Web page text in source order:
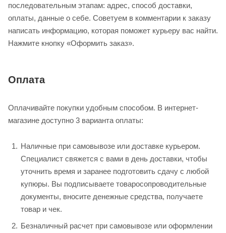
последовательным этапам: адрес, способ доставки,
оплаты, данные о себе. Советуем в комментарии к заказу
написать информацию, которая поможет курьеру вас найти.
Нажмите кнопку «Оформить заказ».
Оплата
Оплачивайте покупки удобным способом. В интернет-
магазине доступно 3 варианта оплаты:
Наличные при самовывозе или доставке курьером.
Специалист свяжется с вами в день доставки, чтобы
уточнить время и заранее подготовить сдачу с любой
купюры. Вы подписываете товаросопроводительные
документы, вносите денежные средства, получаете
товар и чек.
Безналичный расчет при самовывозе или оформлении